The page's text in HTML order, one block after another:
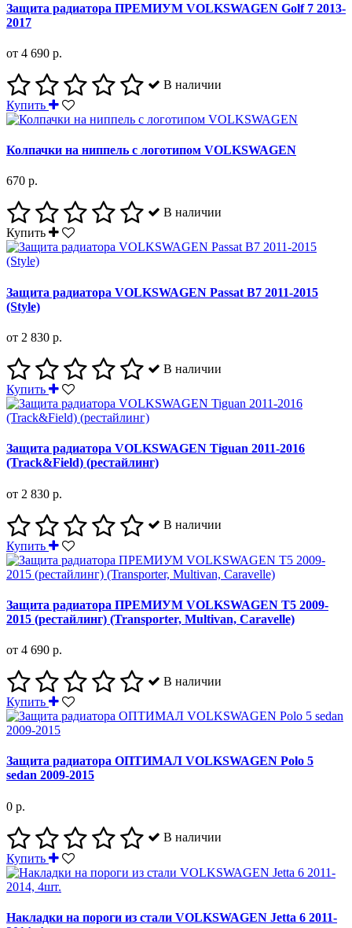
Защита радиатора ПРЕМИУМ VOLKSWAGEN Golf 7 2013-
2017
от 4 690 р.
В наличии
Купить
Колпачки на ниппель с логотипом VOLKSWAGEN
670 р.
В наличии
Купить
Защита радиатора VOLKSWAGEN Passat B7 2011-2015
(Style)
от 2 830 р.
В наличии
Купить
Защита радиатора VOLKSWAGEN Tiguan 2011-2016
(Track&Field) (рестайлинг)
от 2 830 р.
В наличии
Купить
Защита радиатора ПРЕМИУМ VOLKSWAGEN T5 2009-
2015 (рестайлинг) (Transporter, Multivan, Caravelle)
от 4 690 р.
В наличии
Купить
Защита радиатора ОПТИМАЛ VOLKSWAGEN Polo 5
sedan 2009-2015
0 р.
В наличии
Купить
Накладки на пороги из стали VOLKSWAGEN Jetta 6 2011-